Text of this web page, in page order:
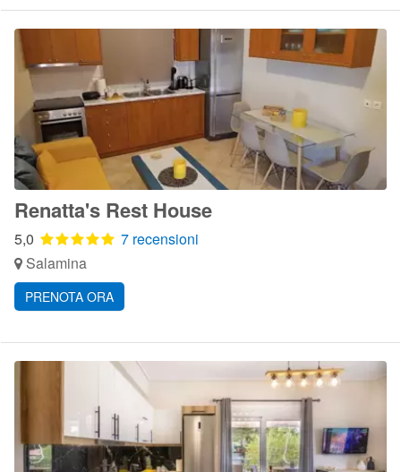
Renatta's Rest House
5,0
7 recensioni
Salamina
PRENOTA ORA